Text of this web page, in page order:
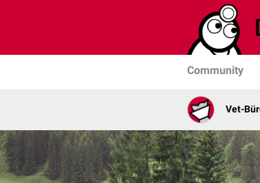
Community
Vet-